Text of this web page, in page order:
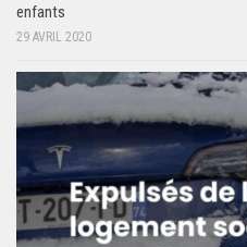
enfants
29 AVRIL 2020